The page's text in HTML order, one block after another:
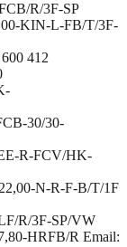
R/3F-SP
KIN-L-FB/T/3F-
412
30/30-
R-FCV/HK-
N-R-F-B/T/1F
R/3F-SP/VW
HRFB/R Email: